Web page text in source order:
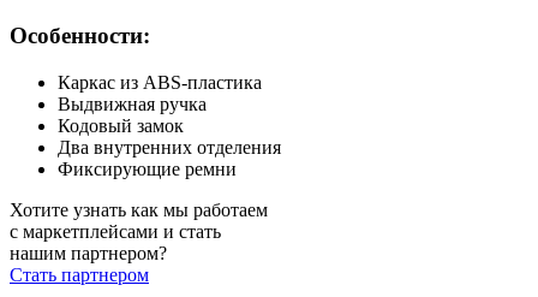
Особенности:
Каркас из ABS-пластика
Выдвижная ручка
Кодовый замок
Два внутренних отделения
Фиксирующие ремни
Хотите узнать как мы работаем
с маркетплейсами и стать
нашим партнером?
Стать партнером